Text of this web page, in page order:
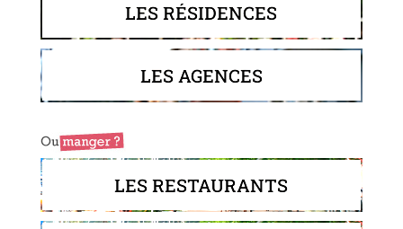
LES RÉSIDENCES
LES AGENCES
LES RESTAURANTS